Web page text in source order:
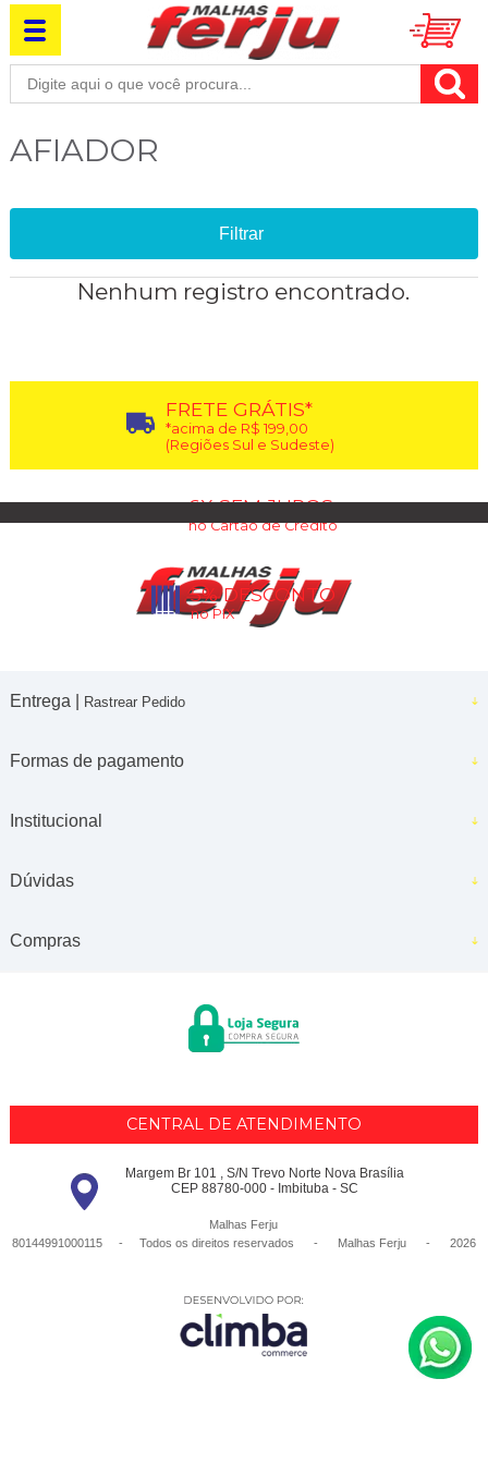
AFIADOR
Filtrar
Nenhum registro encontrado.
FRETE GRÁTIS*
*acima de R$ 199,00
(Regiões Sul e Sudeste)
6X SEM JUROS
no Cartão de Crédito
5% DESCONTO
no PIX
Entrega | Rastrear Pedido
Formas de pagamento
Institucional
Dúvidas
Compras
CENTRAL DE ATENDIMENTO
Margem Br 101 , S/N Trevo Norte Nova Brasília
CEP 88780-000 - Imbituba - SC
Malhas Ferju
80144991000115 - Todos os direitos reservados
- Malhas Ferju - 2026